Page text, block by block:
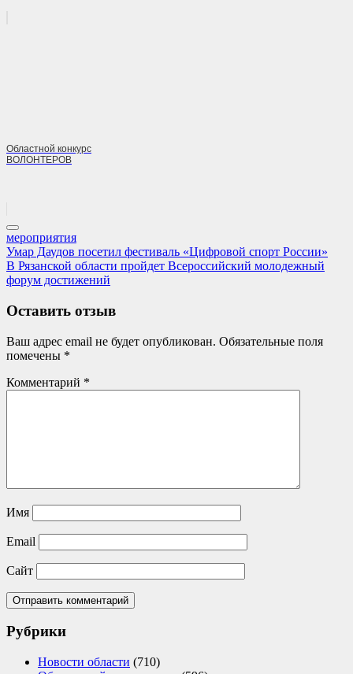
Областной конкурс
ВОЛОНТЕРОВ
мероприятия
Навигация
по
Previous
Post:
Умар Даудов посетил фестиваль «Цифровой спорт России»
Next
Post:
В Рязанской области пройдет Всероссийский молодежный
форум достижений
Оставить отзыв
Ваш адрес email не будет опубликован. Обязательные поля
помечены *
Комментарий *
Имя
Email
Сайт
Рубрики
Новости области (710)